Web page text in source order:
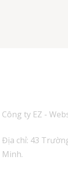
Công ty EZ -
Địa chỉ: 43
Minh.